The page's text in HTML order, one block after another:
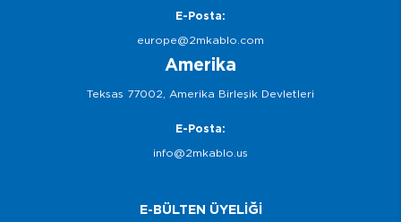
E-Posta:
europe@2mkablo.com
Amerika
Teksas 77002, Amerika Birleşik Devletleri
E-Posta:
info@2mkablo.us
E-BÜLTEN ÜYELİĞİ